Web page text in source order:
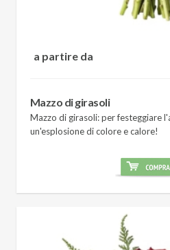
a partire da
Mazzo di girasoli
Mazzo di girasoli: per festeggiare
un'esplosione di colore e calore!